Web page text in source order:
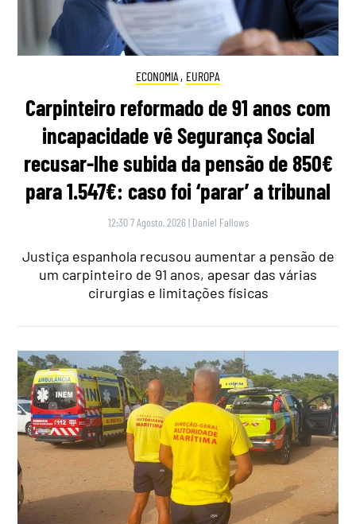
ECONOMIA , EUROPA
Carpinteiro reformado de 91 anos com
incapacidade vê Segurança Social
recusar-lhe subida da pensão de 850€
para 1.547€: caso foi ‘parar’ a tribunal
12:30 7 Agosto, 2026 | Daniel Fallows
Justiça espanhola recusou aumentar a pensão de
um carpinteiro de 91 anos, apesar das várias
cirurgias e limitações físicas